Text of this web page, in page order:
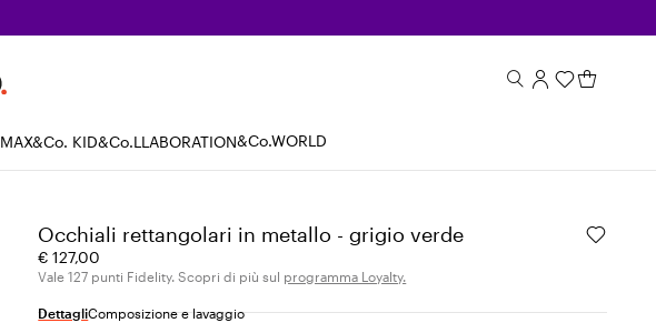
MAX&Co. KID&Co.LLABORATION&Co.WORLD
Occhiali rettangolari in metallo - grigio verde
€ 127,00
Vale 127 punti Fidelity. Scopri di più sul programma Loyalty.
DettagliComposizione e lavaggio